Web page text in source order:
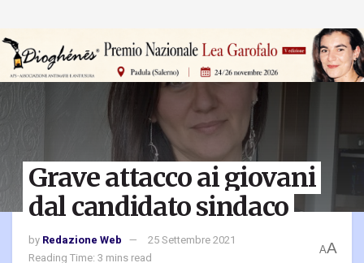
Grave attacco ai giovani
dal candidato sindaco
by Redazione Web
25 Settembre 2021
Reading Time: 3 mins read
AA